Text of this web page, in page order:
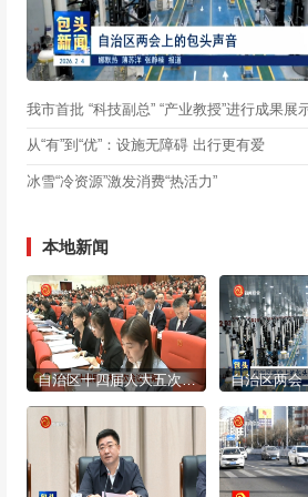
我市首批 “科技副总” “产业教授”进行成果展
从“有”到“优”：设施无障碍 出行更有爱
冰雪“冷资源”激发消费“热活力”
本地新闻
自治区十四届人大五次会议开幕 自治区两会